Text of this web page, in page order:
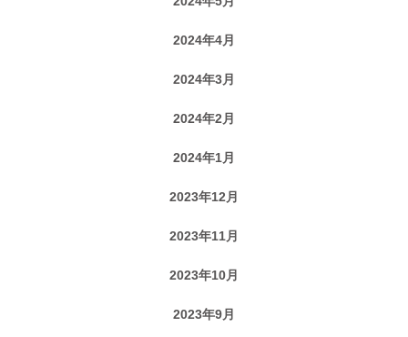
2024年4月
2024年3月
2024年2月
2024年1月
2023年12月
2023年11月
2023年10月
2023年9月